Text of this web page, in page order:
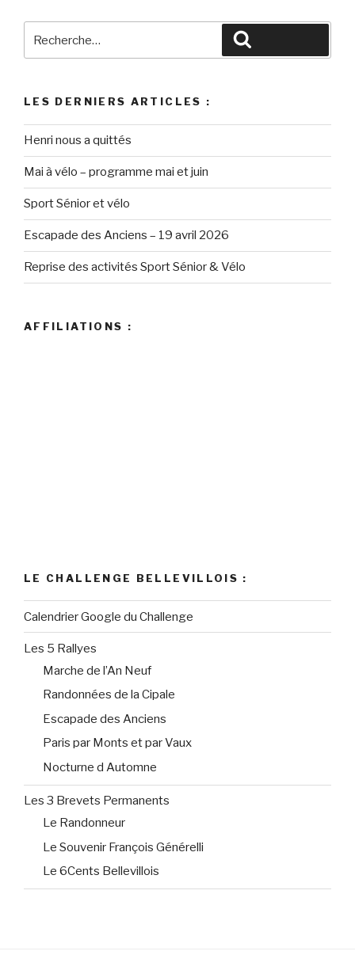
LES DERNIERS ARTICLES :
Henri nous a quittés
Mai à vélo – programme mai et juin
Sport Sénior et vélo
Escapade des Anciens – 19 avril 2026
Reprise des activités Sport Sénior & Vélo
AFFILIATIONS :
LE CHALLENGE BELLEVILLOIS :
Calendrier Google du Challenge
Les 5 Rallyes
Marche de l’An Neuf
Randonnées de la Cipale
Escapade des Anciens
Paris par Monts et par Vaux
Nocturne d Automne
Les 3 Brevets Permanents
Le Randonneur
Le Souvenir François Générelli
Le 6Cents Bellevillois